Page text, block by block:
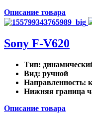
Описание товара
Sony F-V620
Тип:
Вид: ручной
Направленность:
Нижняя граница
Описание товара